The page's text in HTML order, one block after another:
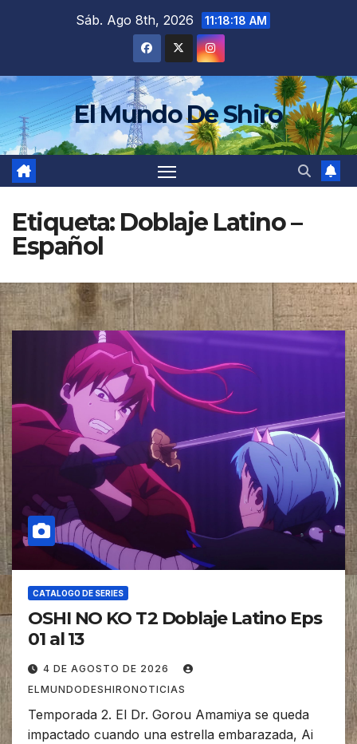
Sáb. Ago 8th, 2026 11:18:21 AM
El Mundo De Shiro
Etiqueta: Doblaje Latino –
Español
CATALOGO DE SERIES
OSHI NO KO T2 Doblaje Latino Eps
01 al 13
4 DE AGOSTO DE 2026
ELMUNDODESHIRONOTICIAS
Temporada 2. El Dr. Gorou Amamiya se queda
impactado cuando una estrella embarazada, Ai